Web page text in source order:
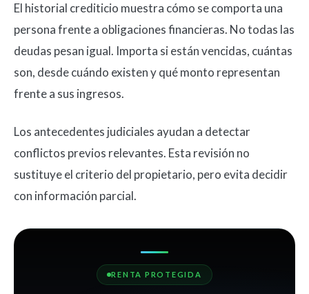
El historial crediticio muestra cómo se comporta una
persona frente a obligaciones financieras. No todas las
deudas pesan igual. Importa si están vencidas, cuántas
son, desde cuándo existen y qué monto representan
frente a sus ingresos.
Los antecedentes judiciales ayudan a detectar
conflictos previos relevantes. Esta revisión no
sustituye el criterio del propietario, pero evita decidir
con información parcial.
RENTA PROTEGIDA